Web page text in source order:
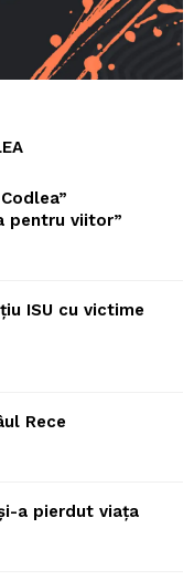
pentru viitor”
ISU cu victime
Rece
a pierdut viața